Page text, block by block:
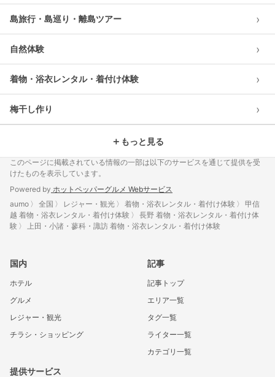
島旅行・島巡り・離島ツアー ›
自然体験 ›
着物・浴衣レンタル・着付け体験 ›
梅干し作り ›
＋ もっと見る
このページに掲載されている情報の一部は以下のサービスを通じて提供を受
けたものを表示しています。
Powered by ホットペッパーグルメ Webサービス
aumo
全国 レジャー・観光 着物・浴衣レンタル・着付け体験
甲信
越 着物・浴衣レンタル・着付け体験
長野 着物・浴衣レンタル・着付け体
験
上田・小諸・蓼科・諏訪 着物・浴衣レンタル・着付け体験
国内
ホテル
グルメ
レジャー・観光
チラシ・ショッピング
記事
記事トップ
エリア一覧
タグ一覧
ライター一覧
カテゴリ一覧
提供サービス